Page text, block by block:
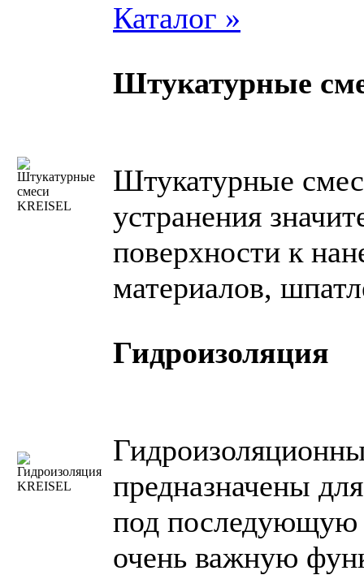
Каталог »
Штукатурные
Штукатурные
устранения
поверхности к
материалов,
Гидроизоляция
предназначены
под последующую
очень важную